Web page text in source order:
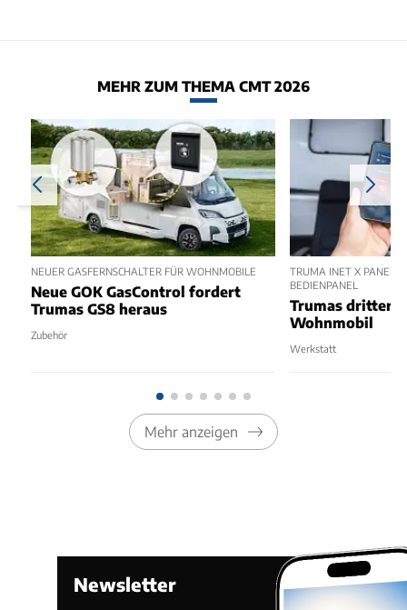
MEHR ZUM THEMA CMT 2026
NEUER GASFERNSCHALTER FÜR WOHNMOBILE
Neue GOK GasControl fordert
Trumas GS8 heraus
Zubehör
TRUMA INET X PANEL 2
BEDIENPANEL
Trumas dritter
Wohnmobil
Werkstatt
Mehr anzeigen
Newsletter